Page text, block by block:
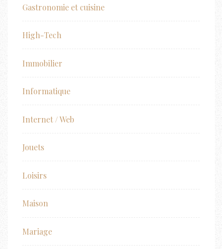
Gastronomie et cuisine
High-Tech
Immobilier
Informatique
Internet / Web
Jouets
Loisirs
Maison
Mariage